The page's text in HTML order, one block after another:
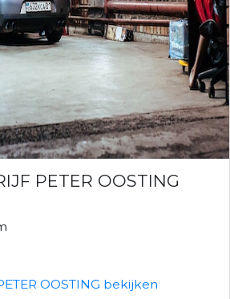
PETER OOSTING
OOSTING bekijken